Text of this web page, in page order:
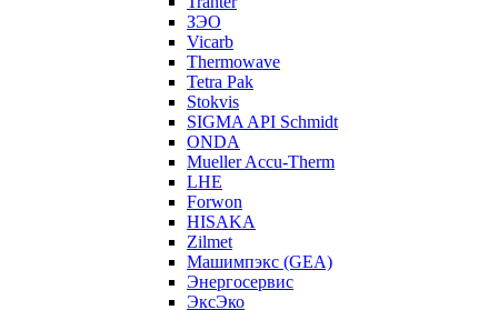
ЗЭО
Vicarb
Thermowave
Tetra Pak
Stokvis
SIGMA API Schmidt
ONDA
Mueller Accu-Therm
LHE
Forwon
HISAKA
Zilmet
Машимпэкс (GEA)
Энергосервис
ЭксЭко